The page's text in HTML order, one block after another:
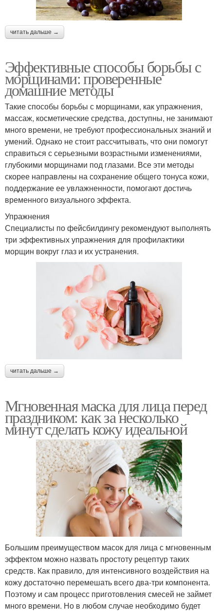
читать дальше →
Эффективные способы борьбы с
морщинами: проверенные
домашние методы
Такие способы борьбы с морщинами, как упражнения,
массаж, косметические средства, доступны, не занимают
много времени, не требуют профессиональных знаний и
умений. Однако не стоит рассчитывать, что они помогут
справиться с серьезными возрастными изменениями,
глубокими морщинами под глазами. Все эти методы
скорее направлены на сохранение общего тонуса кожи,
поддержание ее увлажненности, помогают достичь
временного визуального эффекта.
Упражнения
Специалисты по фейсбилдингу рекомендуют выполнять
три эффективных упражнения для профилактики
морщин вокруг глаз и их устранения.
читать дальше →
Мгновенная маска для лица перед
праздником: как за несколько
минут сделать кожу идеальной
Большим преимуществом масок для лица с мгновенным
эффектом можно назвать простоту рецептур таких
средств. Как правило, для интенсивного воздействия на
кожу достаточно перемешать всего два-три компонента.
Поэтому и сам процесс приготовления смесей не займет
много времени. Но в любом случае необходимо будет